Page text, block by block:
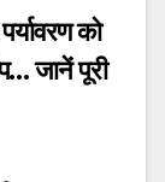
को
जानें पूरी